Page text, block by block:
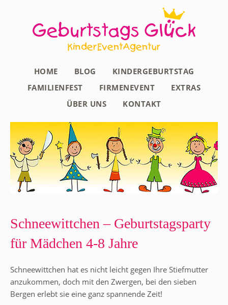
HOME BLOG
KINDERGEBURTSTAG
FAMILIENFEST
FIRMENEVENT
EXTRAS
ÜBER UNS
KONTAKT
Schneewittchen – Geburtstagsparty
für Mädchen 4-8 Jahre
Schneewittchen hat es nicht leicht gegen Ihre Stiefmutter
anzukommen, doch mit den Zwergen, bei den sieben
Bergen erlebt sie eine ganz spannende Zeit!